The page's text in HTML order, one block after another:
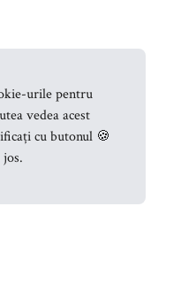
urile pentru
vedea acest
cu butonul 🍪